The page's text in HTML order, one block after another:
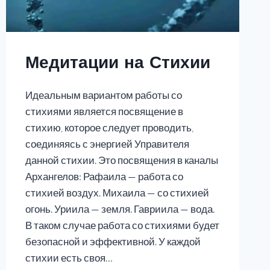
Медитации на Стихии
Идеальным вариантом работы со
стихиями является посвящение в
стихию, которое следует проводить,
соединяясь с энергией Управителя
данной стихии. Это посвящения в каналы
Архангелов: Рафаила — работа со
стихией воздух. Михаила — со стихией
огонь. Уриила — земля. Гавриила — вода.
В таком случае работа со стихиями будет
безопасной и эффективной. У каждой
стихии есть своя…